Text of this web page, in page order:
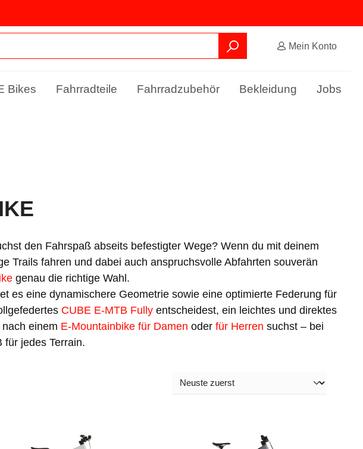
Mein Konto
Bikes Fahrradteile Fahrradzubehör Bekleidung Jobs
den Fahrspaß abseits befestigter Wege? Wenn du mit deinem
Trails fahren und dabei auch anspruchsvolle Abfahrten souverän
genau die richtige Wahl.
es eine dynamischere Geometrie sowie eine optimierte Federung für
CUBE E-MTB Fully entscheidest, ein leichtes und direktes
einem E-Mountainbike für Damen oder für Herren suchst – bei
für jedes Terrain.